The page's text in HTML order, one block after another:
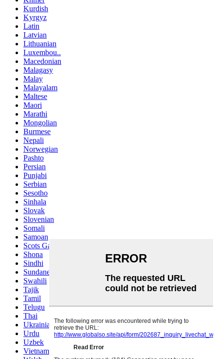
Kurdish
Kyrgyz
Latin
Latvian
Lithuanian
Luxembou..
Macedonian
Malagasy
Malay
Malayalam
Maltese
Maori
Marathi
Mongolian
Burmese
Nepali
Norwegian
Pashto
Persian
Punjabi
Serbian
Sesotho
Sinhala
Slovak
Slovenian
Somali
Samoan
Scots Gaelic
Shona
Sindhi
Sundanese
Swahili
Tajik
Tamil
Telugu
Thai
Ukrainian
Urdu
Uzbek
Vietnamese